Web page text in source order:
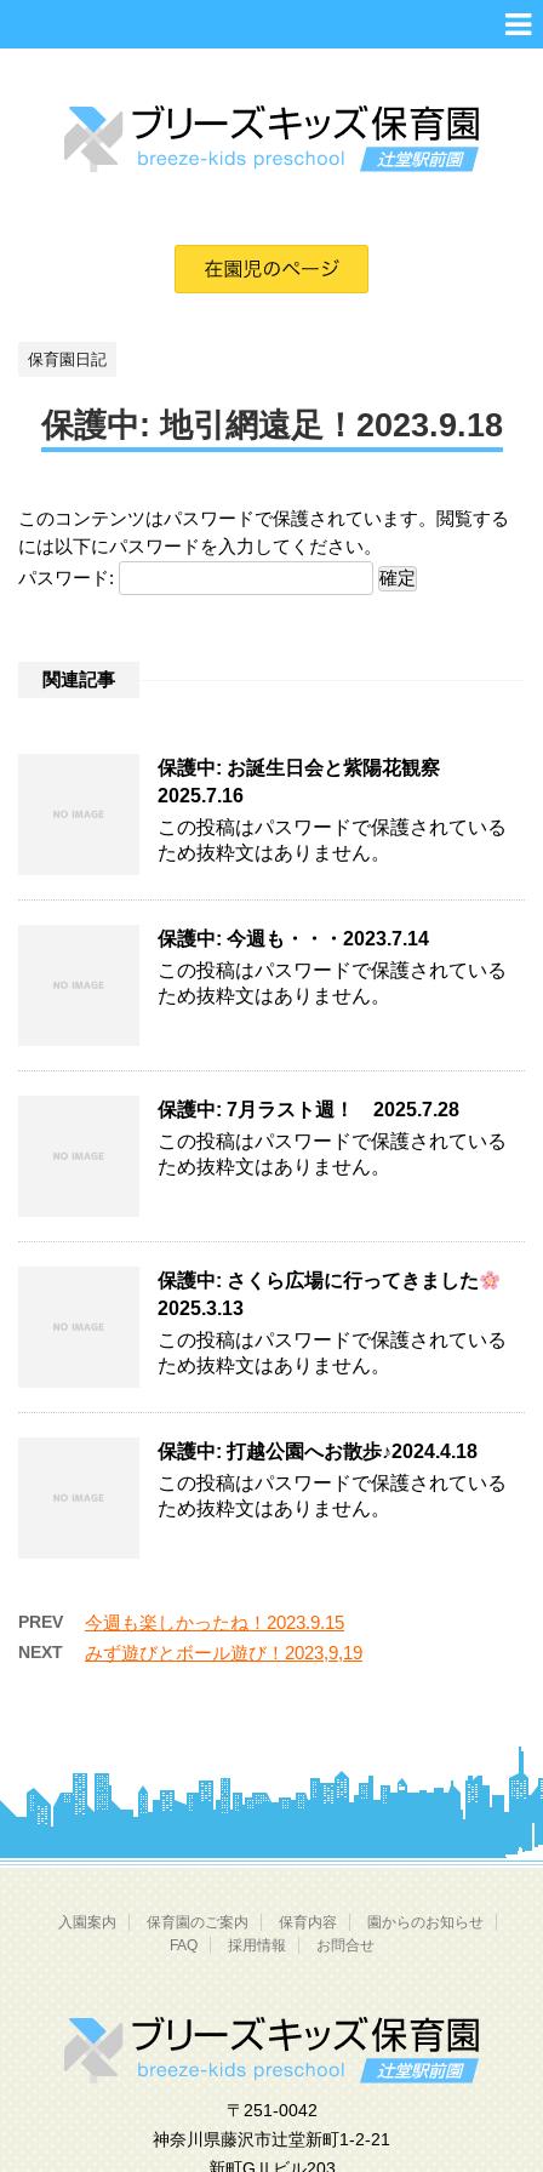
保育園日記
保護中: 地引網遠足！2023.9.18
このコンテンツはパスワードで保護されています。閲覧する
には以下にパスワードを入力してください。
パスワード:
関連記事
保護中: お誕生日会と紫陽花観察
2025.7.16
この投稿はパスワードで保護されている
ため抜粋文はありません。
保護中: 今週も・・・2023.7.14
この投稿はパスワードで保護されている
ため抜粋文はありません。
保護中: 7月ラスト週！ 2025.7.28
この投稿はパスワードで保護されている
ため抜粋文はありません。
保護中: さくら広場に行ってきました
2025.3.13
この投稿はパスワードで保護されている
ため抜粋文はありません。
保護中: 打越公園へお散歩♪2024.4.18
この投稿はパスワードで保護されている
ため抜粋文はありません。
PREV 今週も楽しかったね！2023.9.15
NEXT みず遊びとボール遊び！2023,9,19
入園案内 保育園のご案内 保育内容
園からのお知らせ
FAQ
採用情報 お問合せ
〒251-0042
神奈川県藤沢市辻堂新町1-2-21